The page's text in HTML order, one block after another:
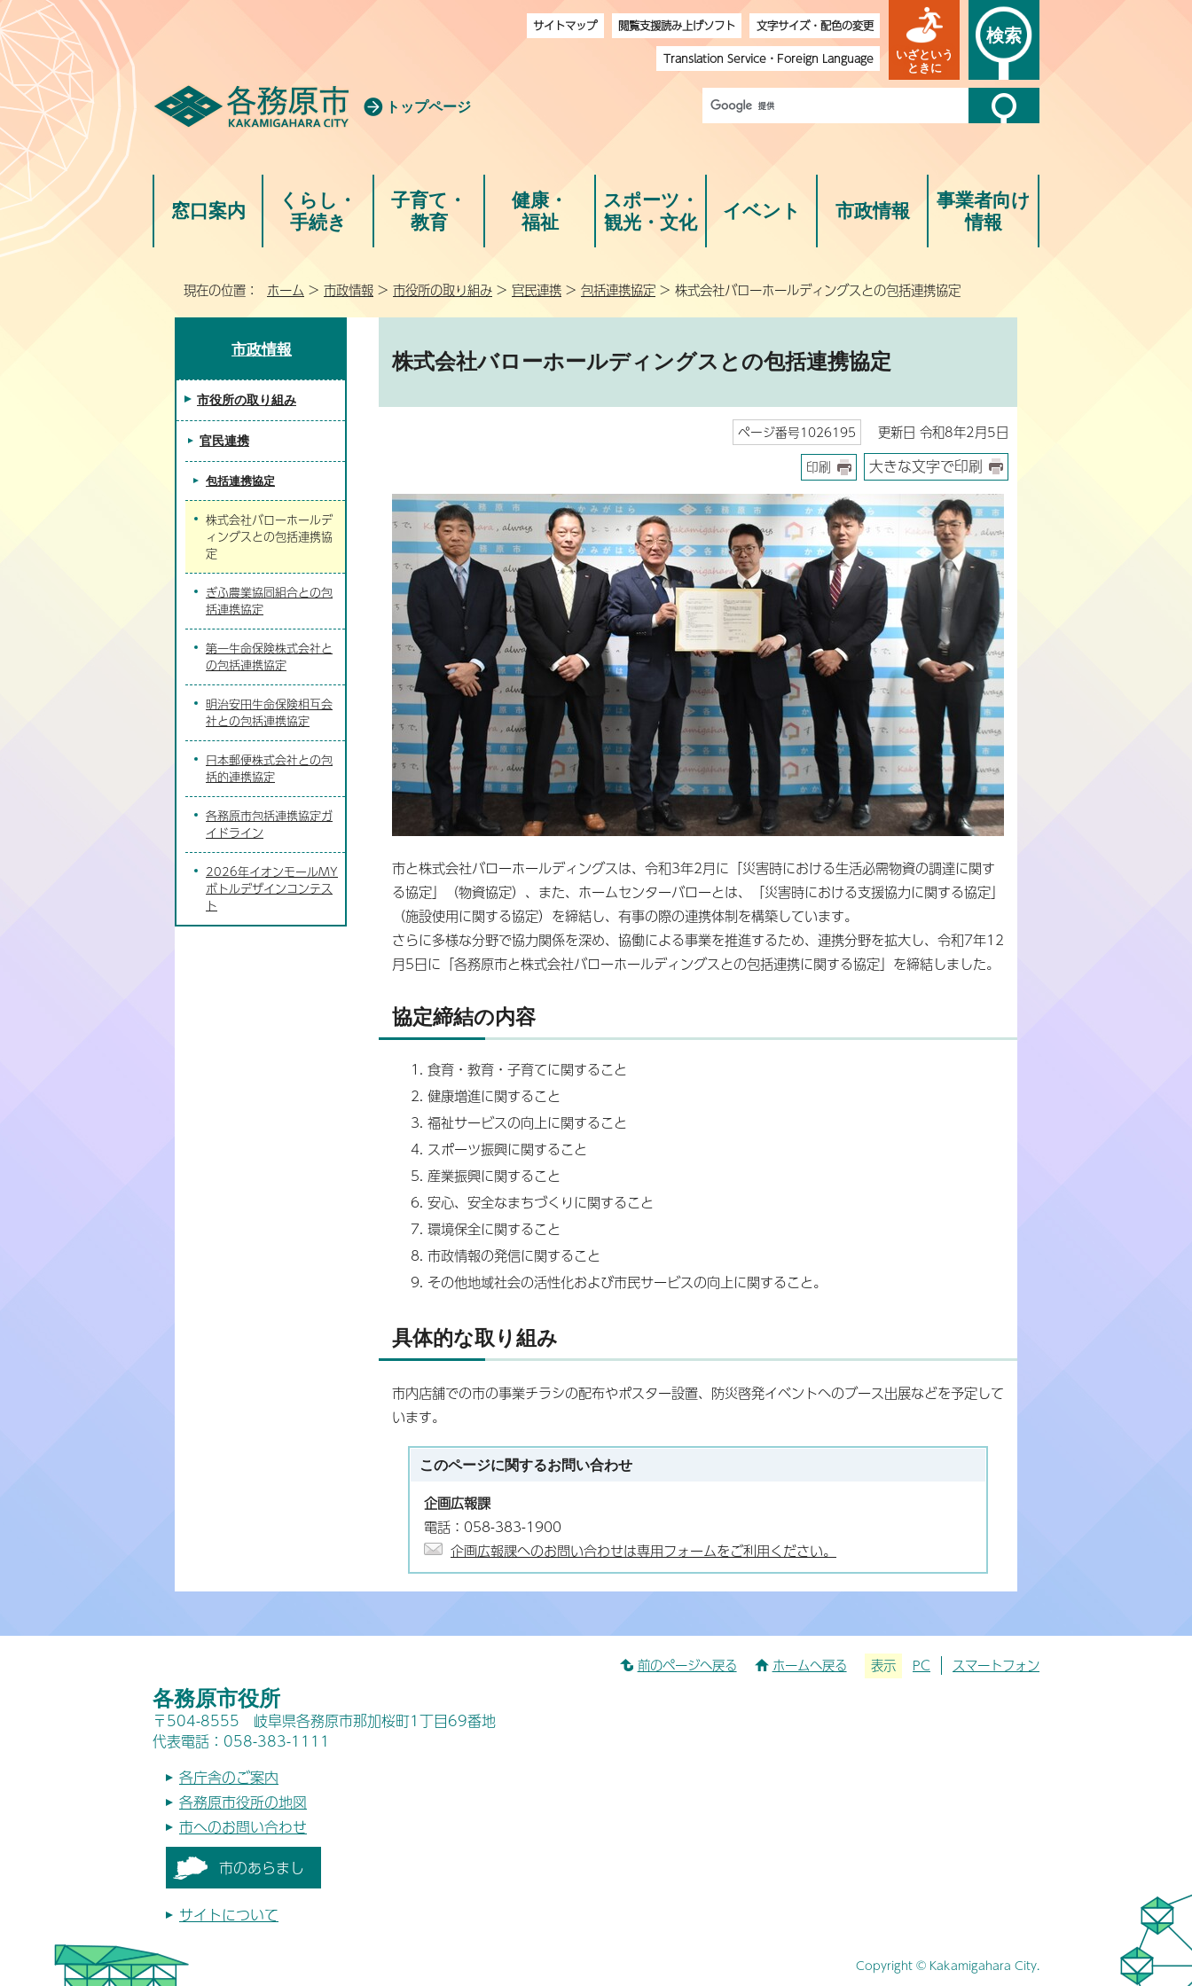
トップページ
サイトマップ 閲覧支援読み上げソフト
文字サイズ・配色の変更
Translation Service・ Foreign Language
いざという
ときに
検索
窓口案内
くらし・
手続き
子育て・
教育
健康・
福祉
スポーツ・
観光・文化
イベント 市政情報
事業者向け
情報
現在の位置： ホーム > 市政情報 > 市役所の取り組み > 官民連携 > 包括連携協定 > 株式会社バローホールディングスとの包括連携協定
株式会社バローホールディングスとの包括連携協定
ページ番号1026195 更新日 令和8年2月5日
印刷 大きな文字で印刷
市と株式会社バローホールディングスは、令和3年2月に「災害時における生活必需物資の調達に関す
る協定」（物資協定）、また、ホームセンターバローとは、「災害時における支援協力に関する協定」
（施設使用に関する協定）を締結し、有事の際の連携体制を構築しています。
さらに多様な分野で協力関係を深め、協働による事業を推進するため、連携分野を拡大し、令和7年12
月5日に「各務原市と株式会社バローホールディングスとの包括連携に関する協定」を締結しました。
協定締結の内容
食育・教育・子育てに関すること
健康増進に関すること
福祉サービスの向上に関すること
スポーツ振興に関すること
産業振興に関すること
安心、安全なまちづくりに関すること
環境保全に関すること
市政情報の発信に関すること
その他地域社会の活性化および市民サービスの向上に関すること。
具体的な取り組み
市内店舗での市の事業チラシの配布やポスター設置、防災啓発イベントへのブース出展などを予定して
います。
このページに関するお問い合わせ
企画広報課
電話：058-383-1900
企画広報課へのお問い合わせは専用フォームをご利用ください。
市政情報
市役所の取り組み
官民連携
包括連携協定
株式会社バローホールデ
ィングスとの包括連携協
定
ぎふ農業協同組合との包
括連携協定
第一生命保険株式会社と
の包括連携協定
明治安田生命保険相互会
社との包括連携協定
日本郵便株式会社との包
括的連携協定
各務原市包括連携協定ガ
イドライン
2026年イオンモールMY
ボトルデザインコンテス
ト
前のページへ戻る ホームへ戻る 表示 PC スマートフォン
各務原市役所
〒504-8555 岐阜県各務原市那加桜町1丁目69番地
代表電話：058-383-1111
各庁舎のご案内
各務原市役所の地図
市へのお問い合わせ
市のあらまし
サイトについて
Copyright © Kakamigahara City.